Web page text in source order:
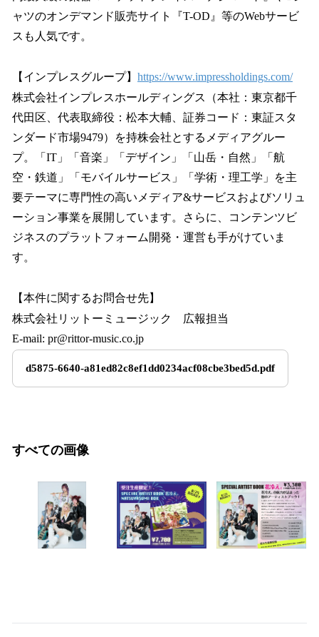
ャツのオンデマンド販売サイト『T-OD』等のWebサービ
スも人気です。
【インプレスグループ】 https://www.impressholdings.com/
株式会社インプレスホールディングス（本社：東京都千
代田区、代表取締役：松本大輔、証券コード：東証スタ
ンダード市場9479）を持株会社とするメディアグルー
プ。「IT」「音楽」「デザイン」「山岳・自然」「航
空・鉄道」「モバイルサービス」「学術・理工学」を主
要テーマに専門性の高いメディア&サービスおよびソリュ
ーション事業を展開しています。さらに、コンテンツビ
ジネスのプラットフォーム開発・運営も手がけていま
す。
【本件に関するお問合せ先】
株式会社リットーミュージック 広報担当
E-mail: pr@rittor-music.co.jp
d5875-6640-a81ed82c8ef1dd0234acf08cbe3bed5d.pdf
すべての画像